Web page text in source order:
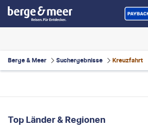
Berge & Meer Suchergebnisse Kreuzfahrt
Footer navigation
Top Länder & Regionen